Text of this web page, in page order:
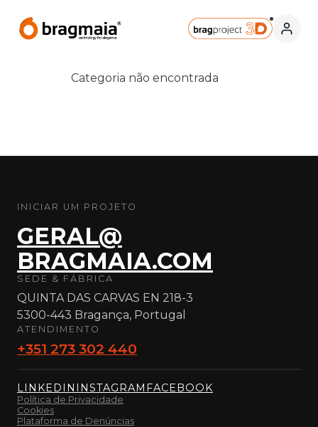
Categoria não encontrada
INICIAR UM PROJETO
GERAL@
BRAGMAIA.COM
SEDE & FÁBRICA
QUINTA DAS CARVAS EN 218-3
5300-443 Bragança, Portugal
ATENDIMENTO
+351 273 302 440
LINKEDIN INSTAGRAM FACEBOOK
Política de Privacidade
Cookies
Plataforma de Denúncias